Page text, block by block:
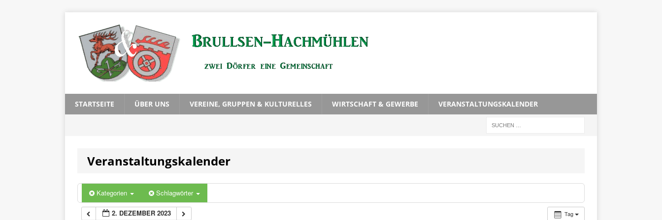
STARTSEITE ÜBER UNS VEREINE, GRUPPEN & KULTURELLES WIRTSCHAFT & GEWERBE VERANSTALTUNGSKALENDER
Veranstaltungskalender
Kategorien Schlagwörter
Tag
2. DEZEMBER 2023
1:00
2:00
3:00
5:00
6:00